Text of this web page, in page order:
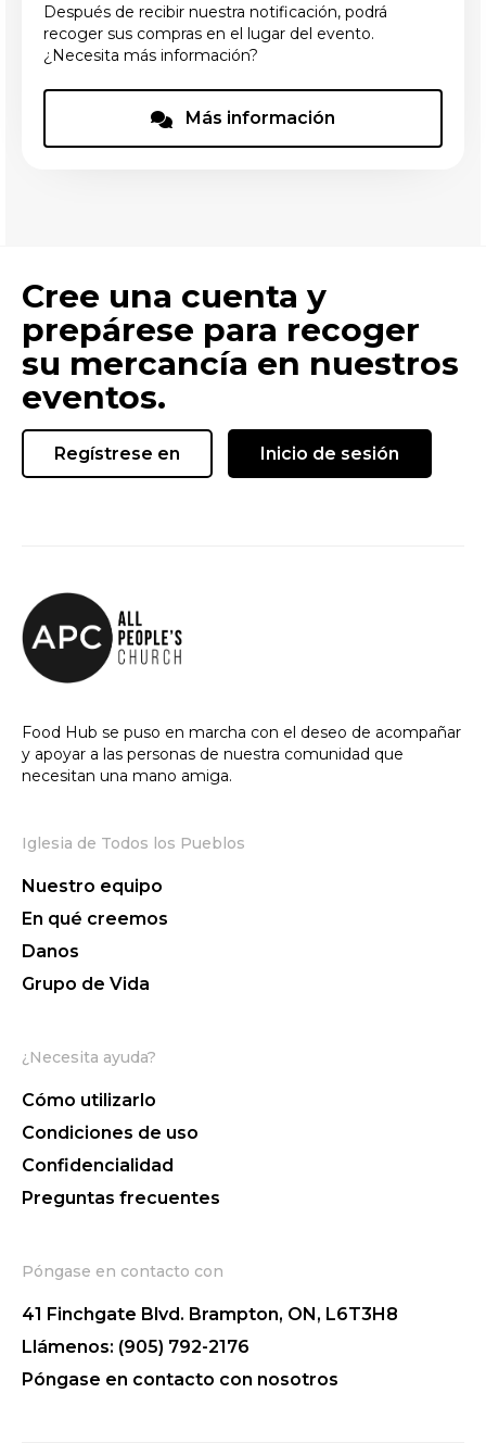
Después de recibir nuestra notificación, podrá
recoger sus compras en el lugar del evento.
¿Necesita más información?
Más información
Cree una cuenta y
prepárese para recoger
su mercancía en nuestros
eventos.
Regístrese en Inicio de sesión
Food Hub se puso en marcha con el deseo de acompañar
y apoyar a las personas de nuestra comunidad que
necesitan una mano amiga.
Iglesia de Todos los Pueblos
Nuestro equipo
En qué creemos
Danos
Grupo de Vida
¿Necesita ayuda?
Cómo utilizarlo
Condiciones de uso
Confidencialidad
Preguntas frecuentes
Póngase en contacto con
41 Finchgate Blvd. Brampton, ON, L6T3H8
Llámenos: (905) 792-2176
Póngase en contacto con nosotros